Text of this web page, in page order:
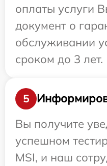
оплаты услуги
документ о
обслуживании
сроком до 3 лет.
5
Вы получите
успешном
MSI, и наш